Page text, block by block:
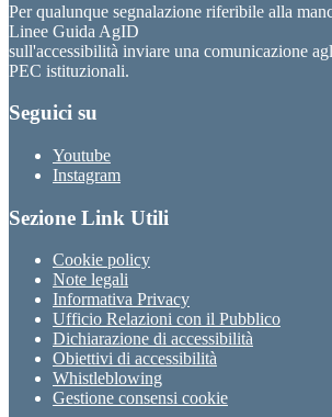
Per qualunque segnalazione riferibile alla
Linee Guida AgID
sull'accessibilità inviare una comunicazione
PEC istituzionali.
Seguici su
Youtube
Instagram
Sezione Link Utili
Cookie policy
Note legali
Informativa Privacy
Ufficio Relazioni con il Pubblico
Dichiarazione di accessibilità
Obiettivi di accessibilità
Whistleblowing
Gestione consensi cookie